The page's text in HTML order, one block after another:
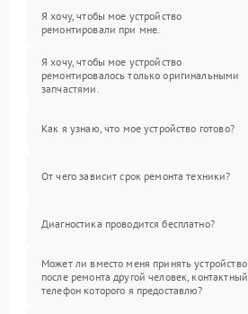
Я хочу, чтобы мое устройство
ремонтировали при мне.
Я хочу, чтобы мое устройство
ремонтировалось только оригинальными
запчастями.
Как я узнаю, что мое устройство готово?
От чего зависит срок ремонта техники?
Диагностика проводится бесплатно?
Может ли вместо меня принять устройство
после ремонта другой человек, контактный
телефон которого я предоставлю?